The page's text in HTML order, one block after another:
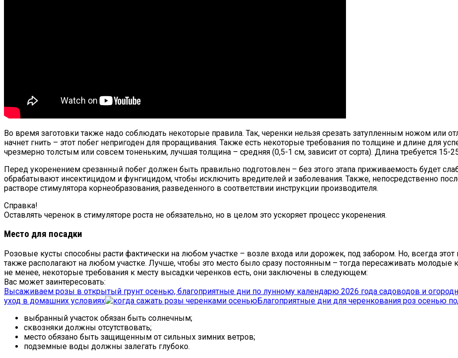
Во время заготовки также надо соблюдать некоторые правила. Так, черенки нельзя срезать затупленным ножом или
начнет гнить – этот побег непригоден для проращивания. Также есть некоторые требования по толщине и длине для
чрезмерно толстым или совсем тоненьким, лучшая толщина – средняя (0,5-1 см, зависит от сорта). Длина требуется 15-
Перед укоренением срезанный побег должен быть правильно подготовлен – без этого этапа приживаемость будет
обрабатывают инсектицидом и фунгицидом, чтобы исключить вредителей и заболевания. Также, непосредственно
растворе стимулятора корнеобразования, разведенного в соответствии инструкции производителя.
Справка!
Оставлять черенок в стимуляторе роста не обязательно, но в целом это ускоряет процесс укоренения.
Место для посадки
Розовые кусты способны расти фактически на любом участке – возле входа или дорожек, под забором. Но, всегда
также располагают на любом участке. Лучше, чтобы это место было сразу постоянным – тогда пересаживать молодые
не менее, некоторые требования к месту высадки черенков есть, они заключены в следующем:
Вас может заинтересовать:
Высаживаем розы в открытый грунт осенью, благоприятные дни по лунному календарю 2026 года садоводов и
уход в домашних условиях
Благоприятные дни для черенкования роз осенью
выбранный участок обязан быть солнечным;
сквозняки должны отсутствовать;
место обязано быть защищенным от сильных зимних ветров;
подземные воды должны залегать глубоко.